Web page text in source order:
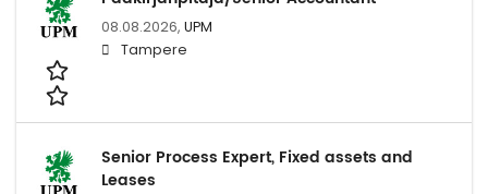
08.08.2026, UPM
Tampere
Senior Process Expert, Fixed assets and
Leases